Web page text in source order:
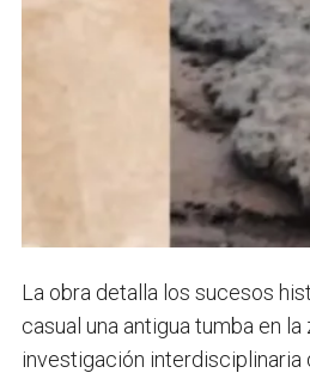
La obra detalla los sucesos
casual una antigua tumba en
investigación interdisciplinaria